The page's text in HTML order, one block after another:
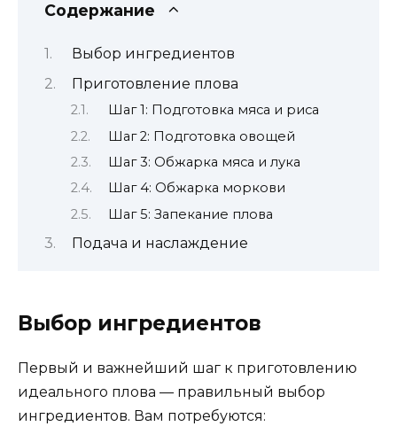
Содержание
Выбор ингредиентов
Приготовление плова
Шаг 1: Подготовка мяса и риса
Шаг 2: Подготовка овощей
Шаг 3: Обжарка мяса и лука
Шаг 4: Обжарка моркови
Шаг 5: Запекание плова
Подача и наслаждение
Выбор ингредиентов
Первый и важнейший шаг к приготовлению
идеального плова — правильный выбор
ингредиентов. Вам потребуются: